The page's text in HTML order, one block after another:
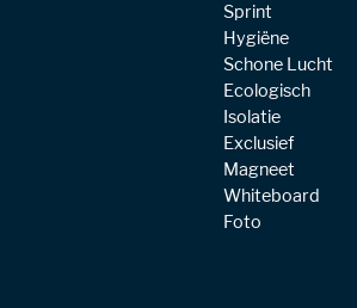
Sprint
Hygiëne
Schone Lucht
Ecologisch
Isolatie
Exclusief
Magneet
Whiteboard
Foto